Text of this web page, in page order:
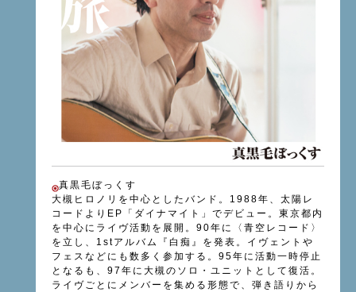
真黒毛ぼっくす
大槻ヒロノリを中心としたバンド。1988年、太陽レ
コードよりEP「ダイナマイト」でデビュー。東京都内
を中心にライヴ活動を展開。90年に〈青空レコード〉
を立し、1stアルバム『白痴』を発表。イヴェントや
フェスなどにも数多く参加する。95年に活動一時停止
となるも、97年に大槻のソロ・ユニットとして復活。
ライヴごとにメンバーを集める形態で、弾き語りから